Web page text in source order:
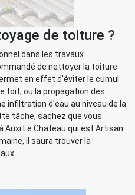
de toiture ?
dans les travaux
de nettoyer la toiture
en effet d'éviter le cumul
toit, ou la propagation des
infiltration d'eau au niveau de la
tâche, sachez que vous
Auxi Le Chateau qui est Artisan
il saura trouver la